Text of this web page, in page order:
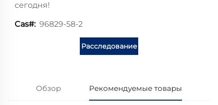
сегодня!
Cas#: 96829-58-2
Расследование
Обзор Рекомендуемые товары